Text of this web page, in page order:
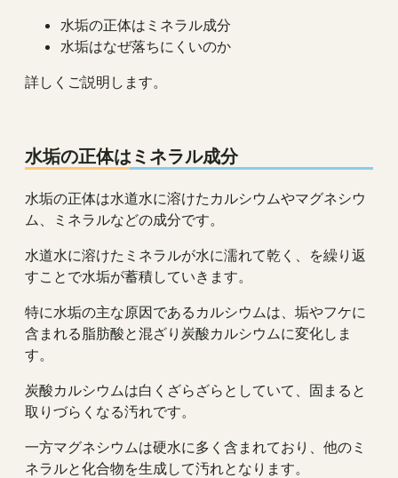
水垢の正体はミネラル成分
水垢はなぜ落ちにくいのか
詳しくご説明します。
水垢の正体はミネラル成分
水垢の正体は水道水に溶けたカルシウムやマグネシウ
ム、ミネラルなどの成分です。
水道水に溶けたミネラルが水に濡れて乾く、を繰り返
すことで水垢が蓄積していきます。
特に水垢の主な原因であるカルシウムは、垢やフケに
含まれる脂肪酸と混ざり炭酸カルシウムに変化しま
す。
炭酸カルシウムは白くざらざらとしていて、固まると
取りづらくなる汚れです。
一方マグネシウムは硬水に多く含まれており、他のミ
ネラルと化合物を生成して汚れとなります。